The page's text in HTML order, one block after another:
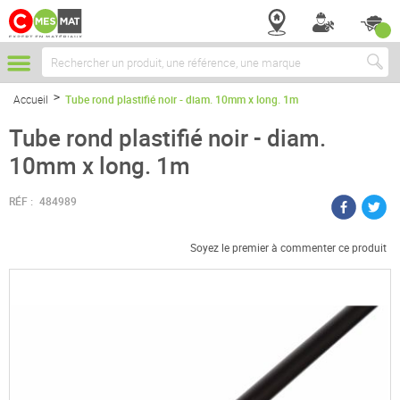
Chercher
Accueil Tube rond plastifié noir - diam. 10mm x long. 1m
Tube rond plastifié noir - diam.
10mm x long. 1m
RÉF : 484989
Soyez le premier à commenter ce produit
Passer